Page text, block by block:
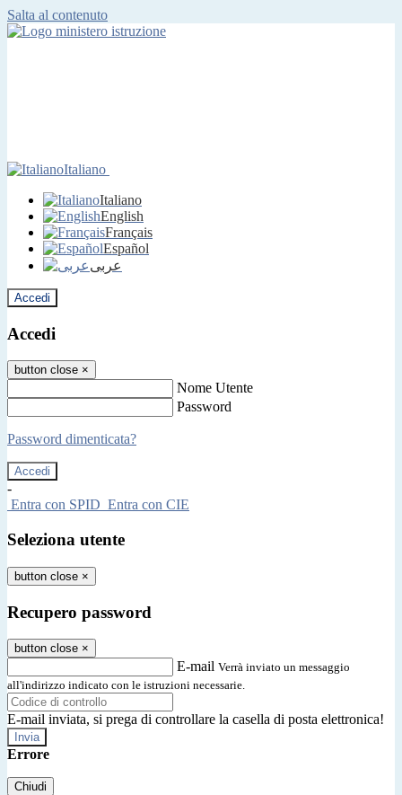
Salta al contenuto
Italiano
Italiano
English
Français
Español
عربى
Accedi
Accedi
button close ×
Nome Utente
Password
Password dimenticata?
-
Entra con SPID Entra con CIE
Seleziona utente
button close ×
Recupero password
button close ×
E-mail Verrà inviato un messaggio
all'indirizzo indicato con le istruzioni necessarie.
E-mail inviata, si prega di controllare la casella di posta elettronica!
Errore
Chiudi